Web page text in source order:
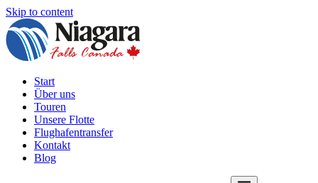
Skip to content
Start
Über uns
Touren
Unsere Flotte
Flughafentransfer
Kontakt
Blog